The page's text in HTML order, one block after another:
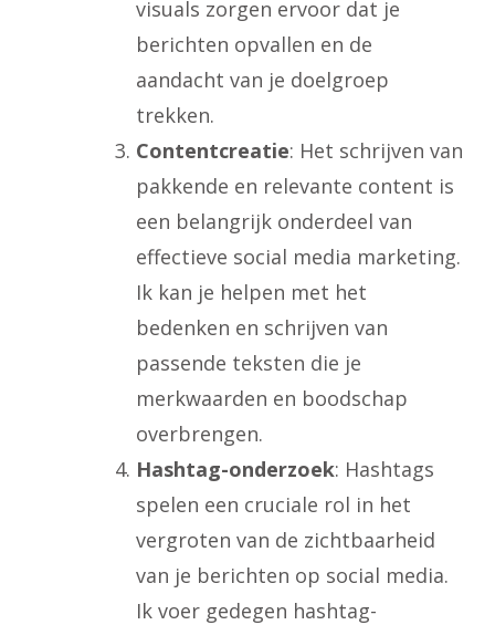
visuals zorgen ervoor dat je
berichten opvallen en de
aandacht van je doelgroep
trekken.
Contentcreatie: Het schrijven van
pakkende en relevante content is
een belangrijk onderdeel van
effectieve social media marketing.
Ik kan je helpen met het
bedenken en schrijven van
passende teksten die je
merkwaarden en boodschap
overbrengen.
Hashtag-onderzoek: Hashtags
spelen een cruciale rol in het
vergroten van de zichtbaarheid
van je berichten op social media.
Ik voer gedegen hashtag-